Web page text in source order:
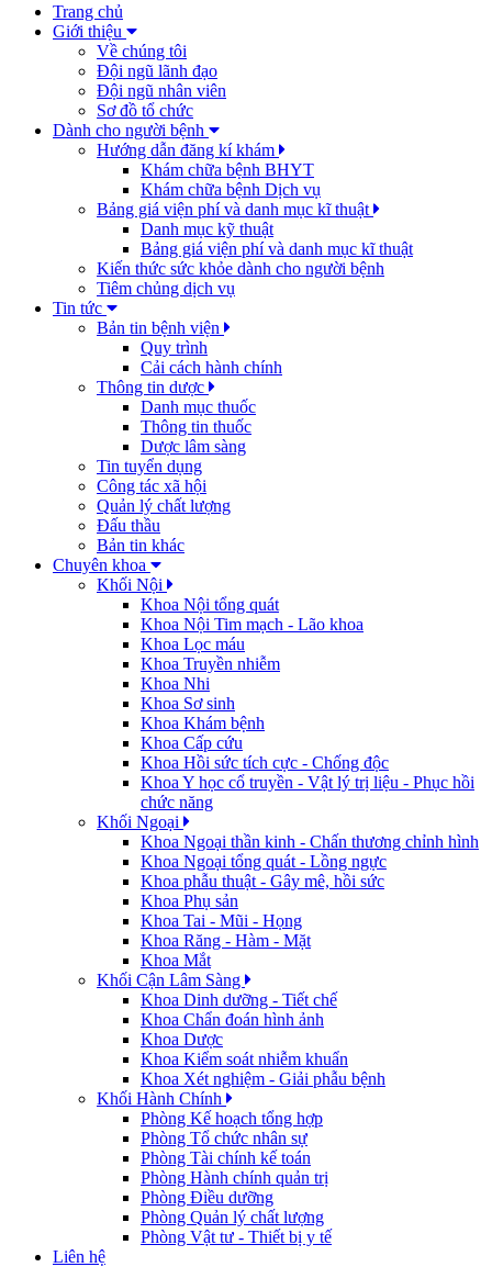
Trang chủ
Giới thiệu
Về chúng tôi
Đội ngũ lãnh đạo
Đội ngũ nhân viên
Sơ đồ tổ chức
Dành cho người bệnh
Hướng dẫn đăng kí khám
Khám chữa bệnh BHYT
Khám chữa bệnh Dịch vụ
Bảng giá viện phí và danh mục kĩ thuật
Danh mục kỹ thuật
Bảng giá viện phí và danh mục kĩ thuật
Kiến thức sức khỏe dành cho người bệnh
Tiêm chủng dịch vụ
Tin tức
Bản tin bệnh viện
Quy trình
Cải cách hành chính
Thông tin dược
Danh mục thuốc
Thông tin thuốc
Dược lâm sàng
Tin tuyển dụng
Công tác xã hội
Quản lý chất lượng
Đấu thầu
Bản tin khác
Chuyên khoa
Khối Nội
Khoa Nội tổng quát
Khoa Nội Tim mạch - Lão khoa
Khoa Lọc máu
Khoa Truyền nhiễm
Khoa Nhi
Khoa Sơ sinh
Khoa Khám bệnh
Khoa Cấp cứu
Khoa Hồi sức tích cực - Chống độc
Khoa Y học cổ truyền - Vật lý trị liệu - Phục hồi
chức năng
Khối Ngoại
Khoa Ngoại thần kinh - Chấn thương chỉnh hình
Khoa Ngoại tổng quát - Lồng ngực
Khoa phẫu thuật - Gây mê, hồi sức
Khoa Phụ sản
Khoa Tai - Mũi - Họng
Khoa Răng - Hàm - Mặt
Khoa Mắt
Khối Cận Lâm Sàng
Khoa Dinh dưỡng - Tiết chế
Khoa Chẩn đoán hình ảnh
Khoa Dược
Khoa Kiểm soát nhiễm khuẩn
Khoa Xét nghiệm - Giải phẫu bệnh
Khối Hành Chính
Phòng Kế hoạch tổng hợp
Phòng Tổ chức nhân sự
Phòng Tài chính kế toán
Phòng Hành chính quản trị
Phòng Điều dưỡng
Phòng Quản lý chất lượng
Phòng Vật tư - Thiết bị y tế
Liên hệ